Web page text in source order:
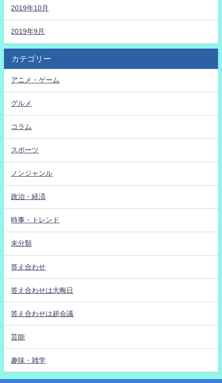
2019年10月
2019年9月
カテゴリー
アニメ・ゲーム
グルメ
コラム
スポーツ
ノンジャンル
政治・経済
時事・トレンド
未分類
答え合わせ
答え合わせは大晦日
答え合わせは超会議
芸能
趣味・雑学